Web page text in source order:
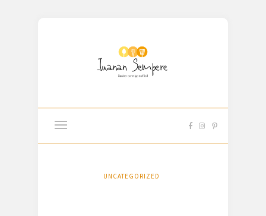
UNCATEGORIZED